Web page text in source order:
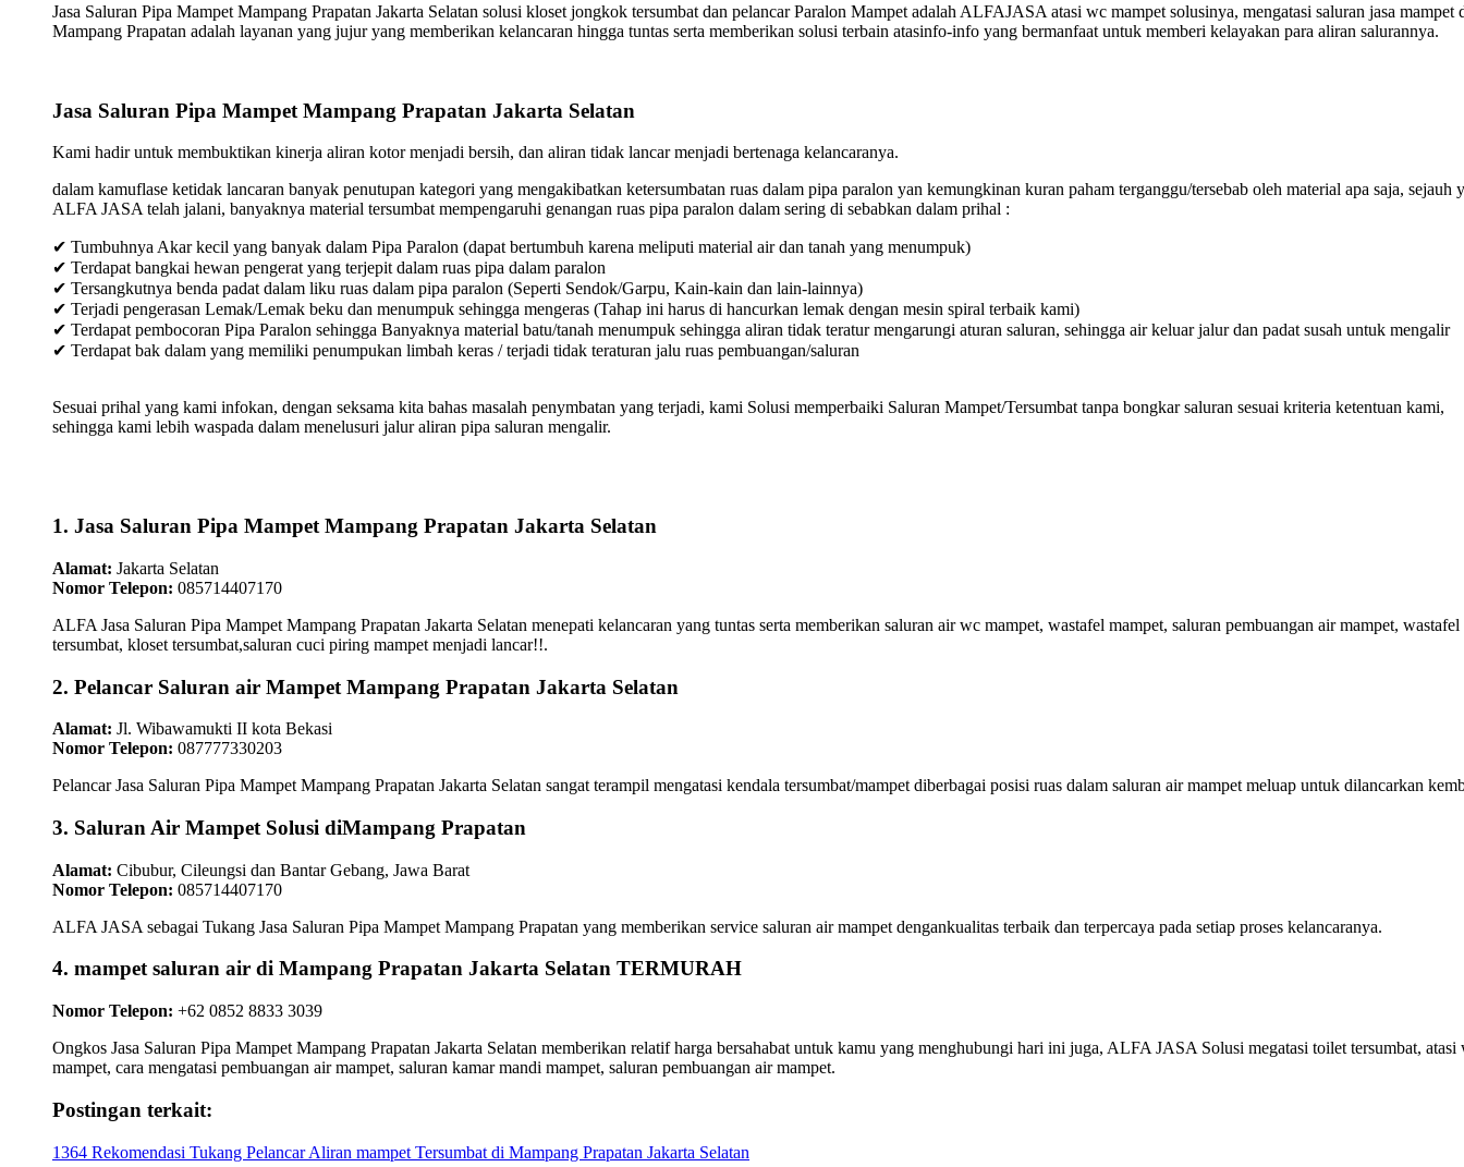
Jasa Saluran Pipa Mampet Mampang Prapatan Jakarta Selatan solusi kloset jongkok tersumbat dan pelancar Paralon Mampet adalah ALFAJASA atasi wc mampet solusinya, mengatasi saluran jasa mampet
Mampang Prapatan adalah layanan yang jujur yang memberikan kelancaran hingga tuntas serta memberikan solusi terbain atasinfo-info yang bermanfaat untuk memberi kelayakan para aliran salurannya.
Jasa Saluran Pipa Mampet Mampang Prapatan Jakarta Selatan
Kami hadir untuk membuktikan kinerja aliran kotor menjadi bersih, dan aliran tidak lancar menjadi bertenaga kelancaranya.
dalam kamuflase ketidak lancaran banyak penutupan kategori yang mengakibatkan ketersumbatan ruas dalam pipa paralon yan kemungkinan kuran paham terganggu/tersebab oleh material apa saja, sejauh
ALFA JASA telah jalani, banyaknya material tersumbat mempengaruhi genangan ruas pipa paralon dalam sering di sebabkan dalam prihal :
✔ Tumbuhnya Akar kecil yang banyak dalam Pipa Paralon (dapat bertumbuh karena meliputi material air dan tanah yang menumpuk)
✔ Terdapat bangkai hewan pengerat yang terjepit dalam ruas pipa dalam paralon
✔ Tersangkutnya benda padat dalam liku ruas dalam pipa paralon (Seperti Sendok/Garpu, Kain-kain dan lain-lainnya)
✔ Terjadi pengerasan Lemak/Lemak beku dan menumpuk sehingga mengeras (Tahap ini harus di hancurkan lemak dengan mesin spiral terbaik kami)
✔ Terdapat pembocoran Pipa Paralon sehingga Banyaknya material batu/tanah menumpuk sehingga aliran tidak teratur mengarungi aturan saluran, sehingga air keluar jalur dan padat susah untuk mengalir
✔ Terdapat bak dalam yang memiliki penumpukan limbah keras / terjadi tidak teraturan jalu ruas pembuangan/saluran
Sesuai prihal yang kami infokan, dengan seksama kita bahas masalah penymbatan yang terjadi, kami Solusi memperbaiki Saluran Mampet/Tersumbat tanpa bongkar saluran sesuai kriteria ketentuan kami,
sehingga kami lebih waspada dalam menelusuri jalur aliran pipa saluran mengalir.
1. Jasa Saluran Pipa Mampet Mampang Prapatan Jakarta Selatan
Alamat: Jakarta Selatan
Nomor Telepon: 085714407170
ALFA Jasa Saluran Pipa Mampet Mampang Prapatan Jakarta Selatan menepati kelancaran yang tuntas serta memberikan saluran air wc mampet, wastafel mampet, saluran pembuangan air mampet, wastafel
tersumbat, kloset tersumbat,saluran cuci piring mampet menjadi lancar!!.
2. Pelancar Saluran air Mampet Mampang Prapatan Jakarta Selatan
Alamat: Jl. Wibawamukti II kota Bekasi
Nomor Telepon: 087777330203
Pelancar Jasa Saluran Pipa Mampet Mampang Prapatan Jakarta Selatan sangat terampil mengatasi kendala tersumbat/mampet diberbagai posisi ruas dalam saluran air mampet meluap untuk dilancarkan
3. Saluran Air Mampet Solusi diMampang Prapatan
Alamat: Cibubur, Cileungsi dan Bantar Gebang, Jawa Barat
Nomor Telepon: 085714407170
ALFA JASA sebagai Tukang Jasa Saluran Pipa Mampet Mampang Prapatan yang memberikan service saluran air mampet dengankualitas terbaik dan terpercaya pada setiap proses kelancaranya.
4. mampet saluran air di Mampang Prapatan Jakarta Selatan TERMURAH
Nomor Telepon: +62 0852 8833 3039
Ongkos Jasa Saluran Pipa Mampet Mampang Prapatan Jakarta Selatan memberikan relatif harga bersahabat untuk kamu yang menghubungi hari ini juga, ALFA JASA Solusi megatasi toilet tersumbat, atasi
mampet, cara mengatasi pembuangan air mampet, saluran kamar mandi mampet, saluran pembuangan air mampet.
Postingan terkait:
1364 Rekomendasi Tukang Pelancar Aliran mampet Tersumbat di Mampang Prapatan Jakarta Selatan